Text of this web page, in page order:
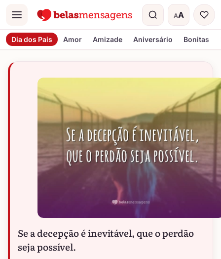
Menu AA
Tamanho do
Dia dos Pais Amor Amizade Aniversário Bonitas
Se a decepção é inevitável, que o perdão
seja possível.